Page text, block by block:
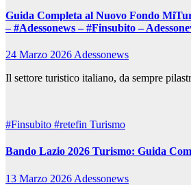
Guida Completa al Nuovo Fondo
– #Adessonews – #Finsubito –
24 Marzo 2026 Adessonews
Il settore turistico italiano, da sempre
#Finsubito #retefin Turismo
Bando Lazio 2026 Turismo: Guida
13 Marzo 2026 Adessonews